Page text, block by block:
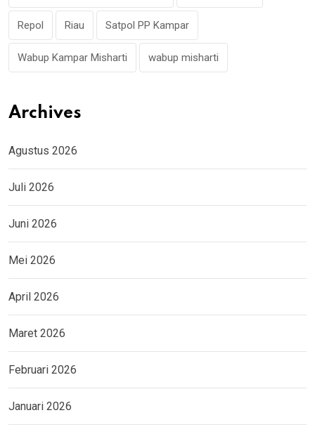
Repol Riau Satpol PP Kampar
Wabup Kampar Misharti wabup misharti
Archives
Agustus 2026
Juli 2026
Juni 2026
Mei 2026
April 2026
Maret 2026
Februari 2026
Januari 2026